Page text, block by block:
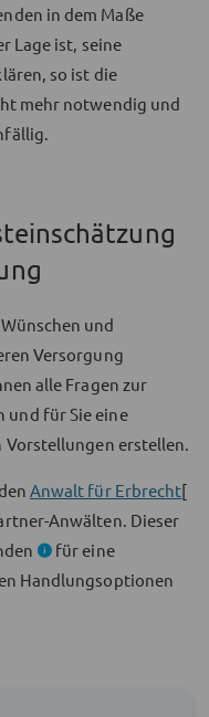
in dem Maße
Lage ist, seine
so ist die
mehr notwendig und
und
Versorgung
alle Fragen zur
für Sie eine
Vorstellungen erstellen.
Anwalt für Erbrecht[
Anwälten. Dieser
für eine
Handlungsoptionen